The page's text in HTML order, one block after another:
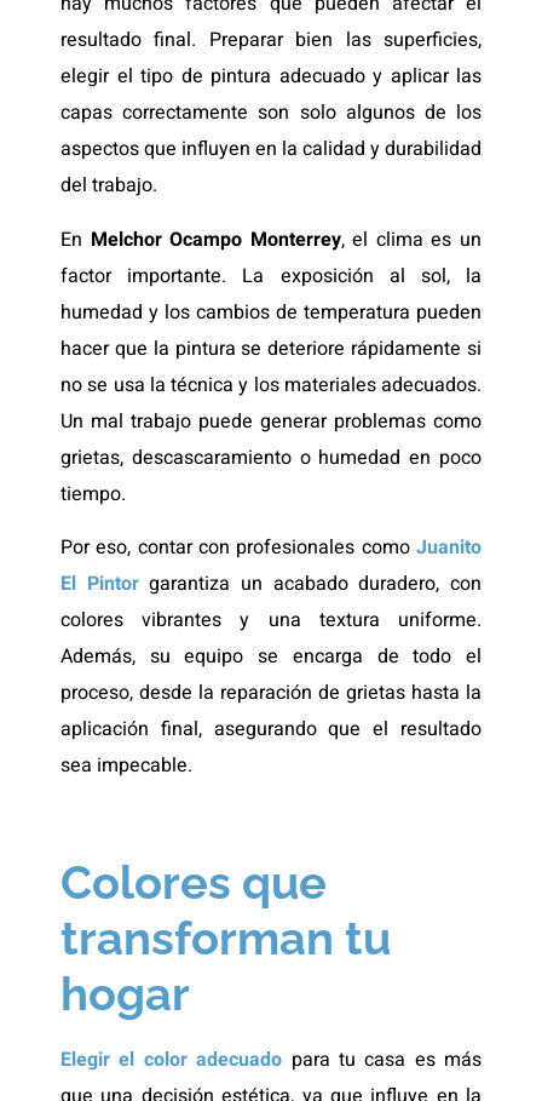
resultado final. Preparar bien las superficies,
elegir el tipo de pintura adecuado y aplicar las
capas correctamente son solo algunos de los
aspectos que influyen en la calidad y durabilidad
del trabajo.
En Melchor Ocampo Monterrey, el clima es un
factor importante. La exposición al sol, la
humedad y los cambios de temperatura pueden
hacer que la pintura se deteriore rápidamente si
no se usa la técnica y los materiales adecuados.
Un mal trabajo puede generar problemas como
grietas, descascaramiento o humedad en poco
tiempo.
Por eso, contar con profesionales como Juanito
El Pintorgarantiza un acabado duradero, con
colores vibrantes y una textura uniforme.
Además, su equipo se encarga de todo el
proceso, desde la reparación de grietas hasta la
aplicación final, asegurando que el resultado
sea impecable.
Colores que
transforman tu
hogar
Elegir el color adecuado para tu casa es más